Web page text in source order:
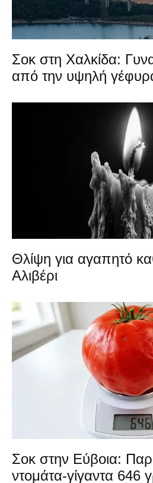
Σοκ στη Χαλκίδα:
από την υψηλή
Θλίψη για αγαπητό
Αλιβέρι
Σοκ στην Εύβοια:
ντομάτα-γίγαντα 646